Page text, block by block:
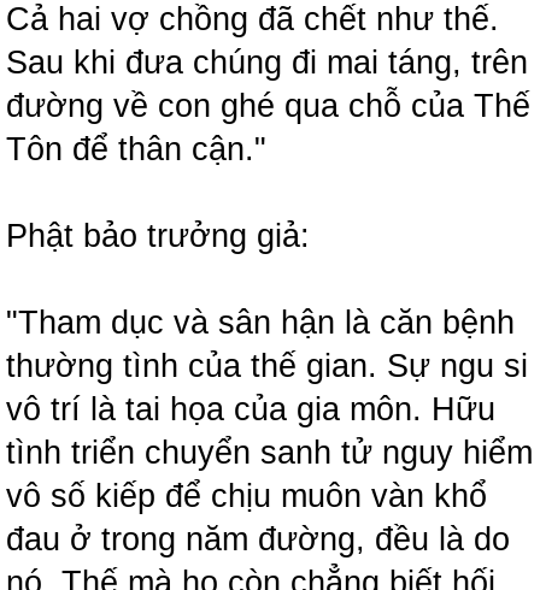
Cả hai vợ chồng đã chết như thế.
Sau khi đưa chúng đi mai táng, trên
đường về con ghé qua chỗ của Thế
Tôn để thân cận."
Phật bảo trưởng giả:
"Tham dục và sân hận là căn bệnh
thường tình của thế gian. Sự ngu si
vô trí là tai họa của gia môn. Hữu
tình triển chuyển sanh tử nguy hiểm
vô số kiếp để chịu muôn vàn khổ
đau ở trong năm đường, đều là do